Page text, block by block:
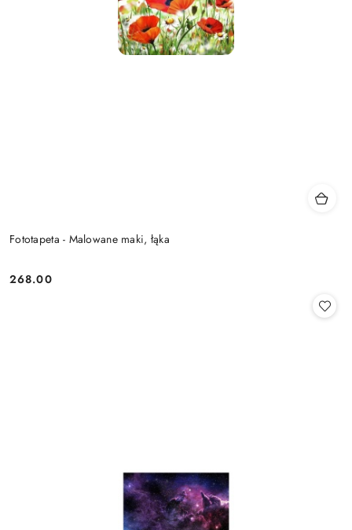
Fototapeta - Malowane maki, łąka
Cena:
268.00